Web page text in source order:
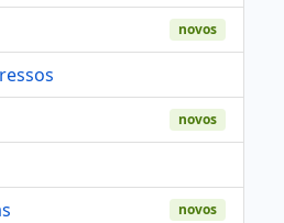
novos
novos
novos